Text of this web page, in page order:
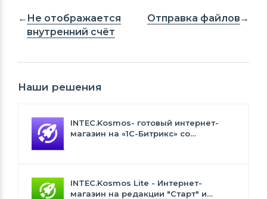
Не отображается
внутренний счёт
Отправка файлов
Наши решения
INTEC.Kosmos- готовый интернет-
магазин на «1С-Битрикс» со
INTEC.Kosmos Lite - Интернет-
магазин на редакции "Старт" и